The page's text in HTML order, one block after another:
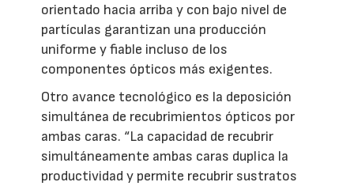
orientado hacia arriba y con bajo nivel de
partículas garantizan una producción
uniforme y fiable incluso de los
componentes ópticos más exigentes.
Otro avance tecnológico es la deposición
simultánea de recubrimientos ópticos por
ambas caras. “La capacidad de recubrir
simultáneamente ambas caras duplica la
productividad y permite recubrir sustratos